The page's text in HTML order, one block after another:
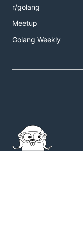
r/golang
Meetup
Golang Weekly